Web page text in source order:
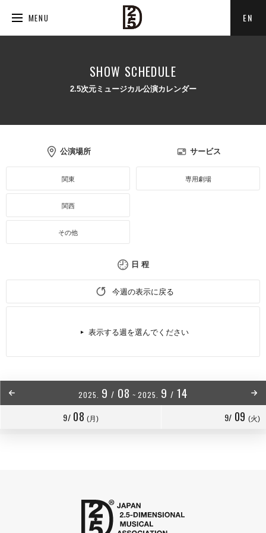
MENU EN
SHOW SCHEDULE
2.5次元ミュージカル公演カレンダー
公演場所
関東
関西
その他
日 程
今週の表示に戻る
表示する週を選んでください
サービス
専用劇場
2025. 9 / 08 ~ 2025. 9 / 14
9/ 08 (月) 9/ 09 (火)